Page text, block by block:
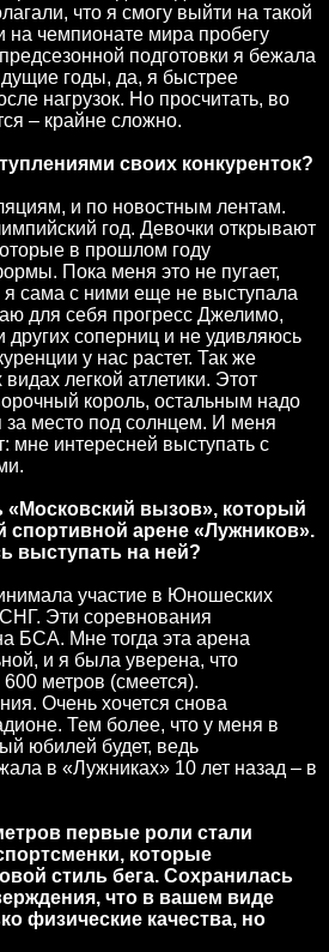
что я смогу выйти на такой
на чемпионате мира пробегу
подготовки я бежала
годы, да, я быстрее
нагрузок. Но просчитать, во
– крайне сложно.
своих конкуренток?
и по новостным лентам.
год. Девочки открывают
в прошлом году
Пока меня это не пугает,
я сама с ними еще не выступала
для себя прогресс Джелимо,
соперниц и не удивляюсь
у нас растет. Так же
легкой атлетики. Этот
король, остальным надо
за место под солнцем. И меня
мне интересней выступать с
«Московский вызов», который
спортивной арене «Лужников».
выступать на ней?
участие в Юношеских
Эти соревнования
БСА. Мне тогда эта арена
и я была уверена, что
метров (смеется).
Очень хочется снова
Тем более, что у меня в
юбилей будет, ведь
в «Лужниках» 10 лет назад – в
первые роли стали
которые
стиль бега. Сохранилась
что в вашем виде
физические качества, но